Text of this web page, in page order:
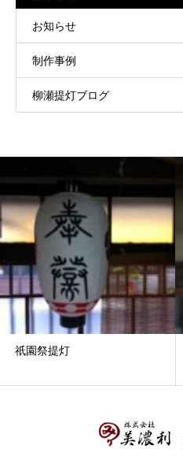
お知らせ
制作事例
柳瀬提灯ブログ
祇園祭提灯